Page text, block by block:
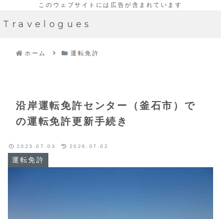
Travelogues
ホーム 運転免許
沿岸運転免許センター（釜石市）で
の運転免許更新手続き
運転免許
2023.07.03 2026.07.02